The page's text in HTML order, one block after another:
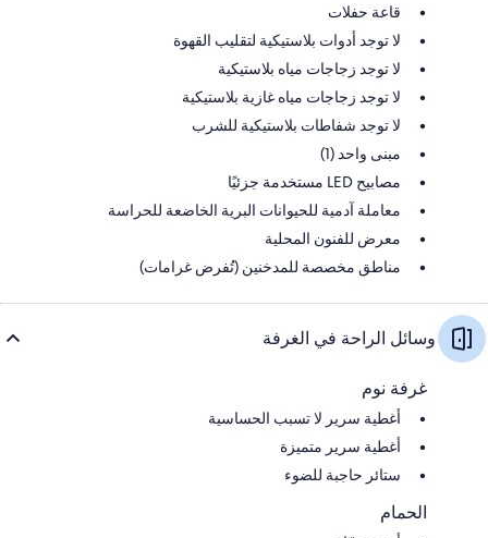
قاعة حفلات
لا توجد أدوات بلاستيكية لتقليب القهوة
لا توجد زجاجات مياه بلاستيكية
لا توجد زجاجات مياه غازية بلاستيكية
لا توجد شفاطات بلاستيكية للشرب
مبنى واحد (1)
مصابيح LED مستخدمة جزئيًا
معاملة آدمية للحيوانات البرية الخاضعة للحراسة
معرض للفنون المحلية
مناطق مخصصة للمدخنين (تُفرض غرامات)
وسائل الراحة في الغرفة
غرفة نوم
أغطية سرير لا تسبب الحساسية
أغطية سرير متميزة
ستائر حاجبة للضوء
الحمام